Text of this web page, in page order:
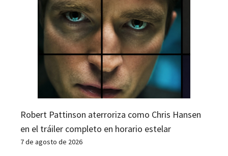
Robert Pattinson aterroriza como Chris Hansen
en el tráiler completo en horario estelar
7 de agosto de 2026